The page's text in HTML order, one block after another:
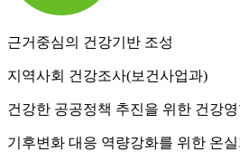
근거중심의 건강기반 조성
지역사회 건강조사(보건사업과)
건강한 공공정책 추진을 위한 건강
기후변화 대응 역량강화를 위한 온